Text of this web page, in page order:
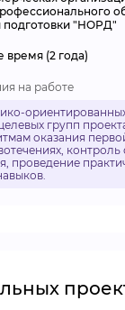
подготовки "НОРД"
время (2 года)
на работе
групп
оказания
проведение